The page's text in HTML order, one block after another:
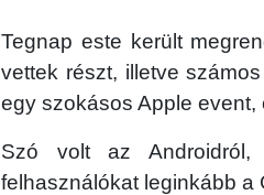
Tegnap este került
vettek részt, illetve
egy szokásos Apple event,
Szó volt az
felhasználókat leginkább a